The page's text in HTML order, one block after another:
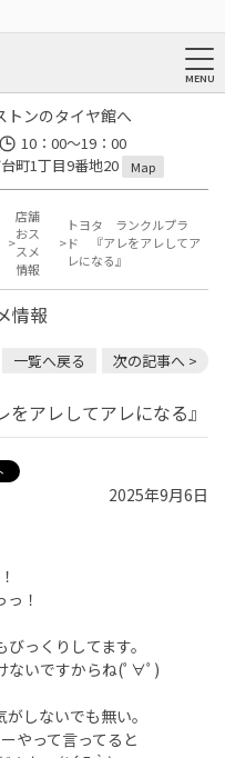
トンのタイヤ館へ
10：00～19：00
町1丁目9番地20
Map
店舗
おス
スメ
情報
トヨタ ランクルプラ
ド 『アレをアレしてア
レになる』
情報
一覧へ戻る 次の記事へ >
アレしてアレになる』
2025年9月6日
！
っくりしてます。
ないですからね(ﾟ∀ﾟ)
しないでも無い。
やって言ってると